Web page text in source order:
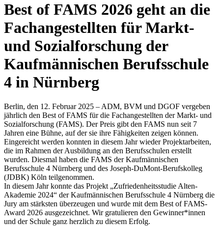
Best of FAMS 2026 geht an die
Fachangestellten für Markt-
und Sozialforschung der
Kaufmännischen Berufsschule
4 in Nürnberg
Berlin, den 12. Februar 2025 – ADM, BVM und DGOF vergeben
jährlich den Best of FAMS für die Fachangestellten der Markt- und
Sozialforschung (FAMS). Der Preis gibt den FAMS nun seit 7
Jahren eine Bühne, auf der sie ihre Fähigkeiten zeigen können.
Eingereicht werden konnten in diesem Jahr wieder Projektarbeiten,
die im Rahmen der Ausbildung an den Berufsschulen erstellt
wurden. Diesmal haben die FAMS der Kaufmännischen
Berufsschule 4 Nürnberg und des Joseph-DuMont-Berufskolleg
(JDBK) Köln teilgenommen.
In diesem Jahr konnte das Projekt „Zufriedenheitsstudie Alten-
Akademie 2024“ der Kaufmännischen Berufsschule 4 Nürnberg die
Jury am stärksten überzeugen und wurde mit dem Best of FAMS-
Award 2026 ausgezeichnet. Wir gratulieren den Gewinner*innen
und der Schule ganz herzlich zu diesem Erfolg.